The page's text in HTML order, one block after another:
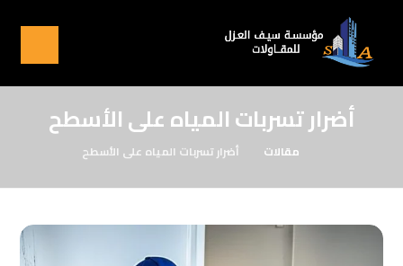
أضرار تسربات المياه على الأسطح
مقالات أضرار تسربات المياه على الأسطح